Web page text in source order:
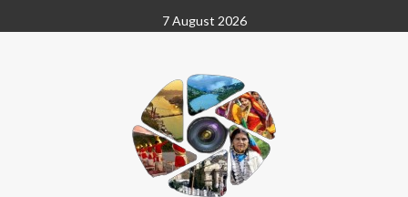
to
7 August 2026